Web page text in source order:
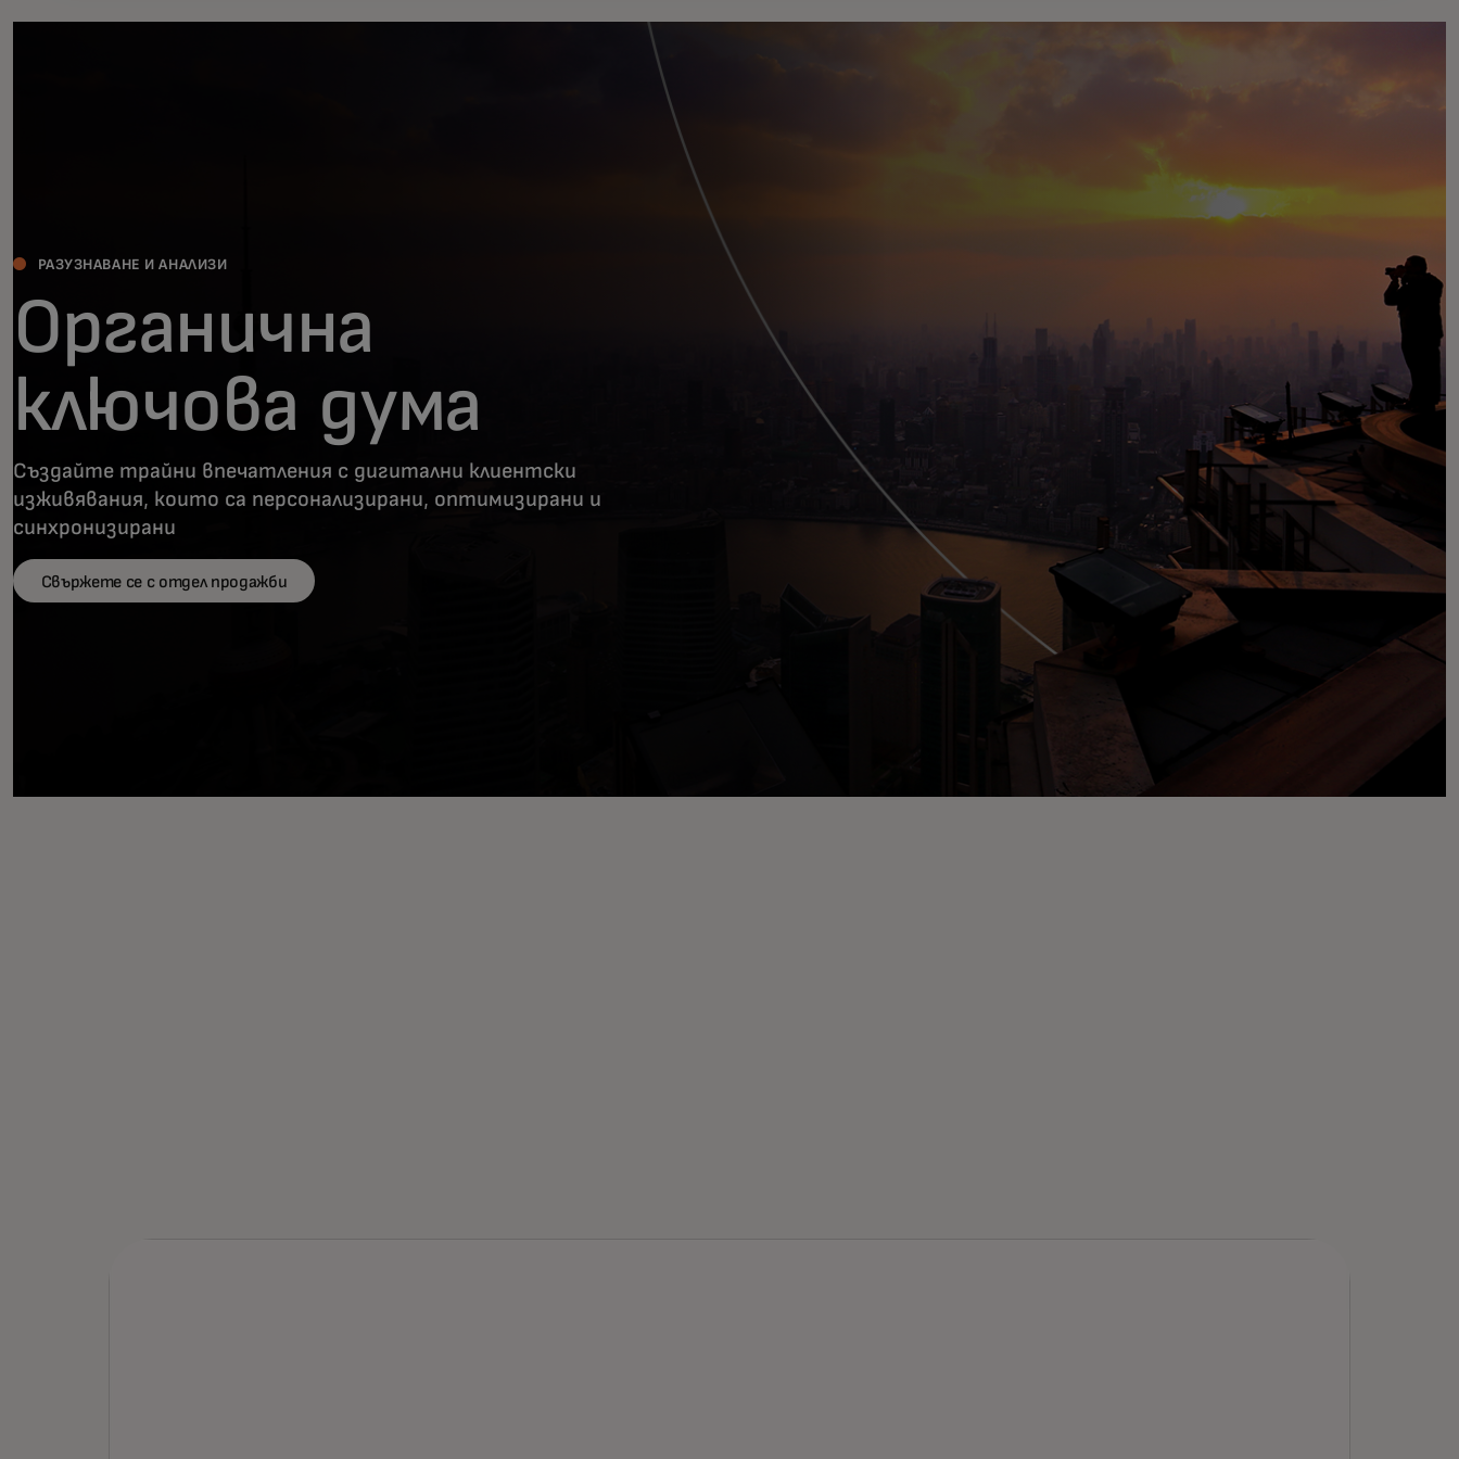
РАЗУЗНАВАНЕ И АНАЛИЗИ
Органична
ключова дума
Създайте трайни впечатления с дигитални клиентски
изживявания, които са персонализирани, оптимизирани и
синхронизирани
Свържете се с отдел продажби